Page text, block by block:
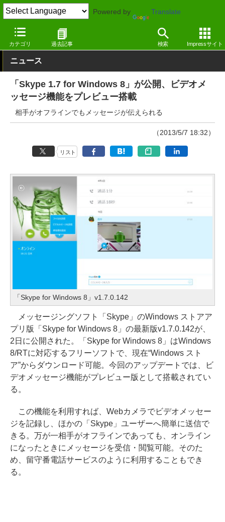
Powered by Translate
カテゴリ 過去記事 検索 Impressサイト
窓の杜 インターネット Windows
ニュース
「Skype 1.7 for Windows 8」が公開、ビデオメ
ッセージ機能をプレビュー搭載
相手がオフラインでもメッセージが伝えられる
（2013/5/7 18:32）
リスト
「Skype for Windows 8」v1.7.0.142
メッセージングソフト「Skype」のWindows ストアア
プリ版「Skype for Windows 8」の最新版v1.7.0.142が、
2日に公開された。「Skype for Windows 8」はWindows
8/RTに対応するフリーソフトで、現在“Windows スト
ア”からダウンロード可能。今回のアップデートでは、ビ
デオメッセージ機能がプレビュー版として搭載されてい
る。
この機能を利用すれば、Webカメラでビデオメッセー
ジを記録し、ほかの「Skype」ユーザーへ簡単に送信で
きる。万が一相手がオフラインであっても、オンライン
になったときにメッセージを受信・閲覧可能。そのた
め、留守番電話サービスのように利用することもでき
る。